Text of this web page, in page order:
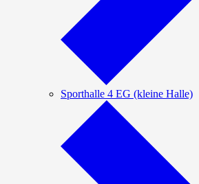
Sporthalle 4 EG (kleine Halle)